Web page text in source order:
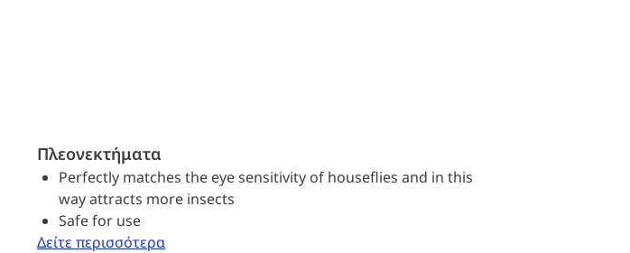
Πλεονεκτήματα
Perfectly matches the eye sensitivity of houseflies and in this
way attracts more insects
Safe for use
Δείτε περισσότερα